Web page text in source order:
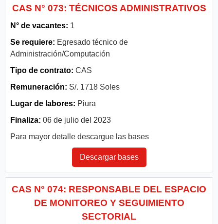
CAS N° 073: TÉCNICOS ADMINISTRATIVOS
N° de vacantes: 1
Se requiere: Egresado técnico de
Administración/Computación
Tipo de contrato: CAS
Remuneración: S/. 1718 Soles
Lugar de labores: Piura
Finaliza: 06 de julio del 2023
Para mayor detalle descargue las bases
Descargar bases
CAS N° 074: RESPONSABLE DEL ESPACIO
DE MONITOREO Y SEGUIMIENTO
SECTORIAL